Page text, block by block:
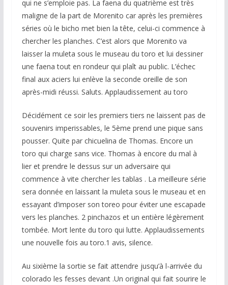
qui ne s’emploie pas. La faena du quatrième est très
maligne de la part de Morenito car après les premières
séries où le bicho met bien la tête, celui-ci commence à
chercher les planches. C’est alors que Morenito va
laisser la muleta sous le museau du toro et lui dessiner
une faena tout en rondeur qui plaît au public. L’échec
final aux aciers lui enlève la seconde oreille de son
après-midi réussi. Saluts. Applaudissement au toro
Décidément ce soir les premiers tiers ne laissent pas de
souvenirs imperissables, le 5ème prend une pique sans
pousser. Quite par chicuelina de Thomas. Encore un
toro qui charge sans vice. Thomas à encore du mal à
lier et prendre le dessus sur un adversaire qui
commence à vite chercher les tablas . La meilleure série
sera donnée en laissant la muleta sous le museau et en
essayant d’imposer son toreo pour éviter une escapade
vers les planches. 2 pinchazos et un entière légèrement
tombée. Mort lente du toro qui lutte. Applaudissements
une nouvelle fois au toro.1 avis, silence.
Au sixième la sortie se fait attendre jusqu’à l-arrivée du
colorado les fesses devant .Un original qui fait sourire le